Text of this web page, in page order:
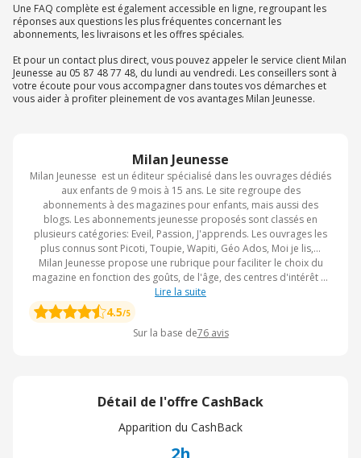
Milan Jeunesse
Milan Jeunesse est un éditeur spécialisé dans les ouvrages dédiés
aux enfants de 9 mois à 15 ans. Le site regroupe des
abonnements à des magazines pour enfants, mais aussi des
blogs. Les abonnements jeunesse proposés sont classés en
plusieurs catégories: Eveil, Passion, J'apprends. Les ouvrages les
plus connus sont Picoti, Toupie, Wapiti, Géo Ados, Moi je lis,...
Milan Jeunesse propose une rubrique pour faciliter le choix du
magazine en fonction des goûts, de l'âge, des centres d'intérêt et
des héros préférés de votre enfant. Après un abonnement en
ligne, votre enfant recevra ses magazines préférés dans la boîte
Lire la suite
4.5/5
Sur la base de76 avis
Détail de l'offre CashBack
Apparition du CashBack
2h
Une FAQ complète est également accessible en ligne, regroupant les
réponses aux questions les plus fréquentes concernant les
abonnements, les livraisons et les offres spéciales.
Et pour un contact plus direct, vous pouvez appeler le service client Milan
Jeunesse au 05 87 48 77 48, du lundi au vendredi. Les conseillers sont à
votre écoute pour vous accompagner dans toutes vos démarches et
vous aider à profiter pleinement de vos avantages Milan Jeunesse.